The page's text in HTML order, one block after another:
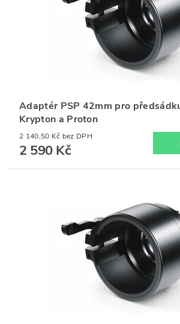
Adaptér PSP 42mm pro
Krypton a Proton
2 140,50 Kč bez DPH
2 590 Kč